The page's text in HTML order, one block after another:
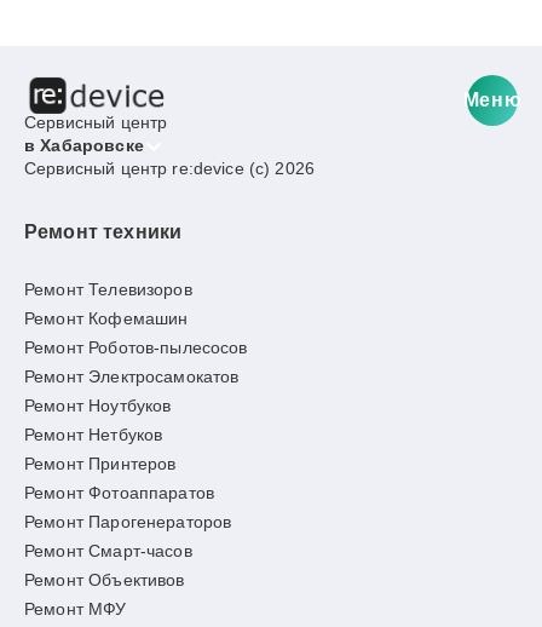
Сервисный центр
в Хабаровске
Меню
Сервисный центр re:device (c) 2026
Ремонт техники
Ремонт Телевизоров
Ремонт Кофемашин
Ремонт Роботов-пылесосов
Ремонт Электросамокатов
Ремонт Ноутбуков
Ремонт Нетбуков
Ремонт Принтеров
Ремонт Фотоаппаратов
Ремонт Парогенераторов
Ремонт Смарт-часов
Ремонт Объективов
Ремонт МФУ